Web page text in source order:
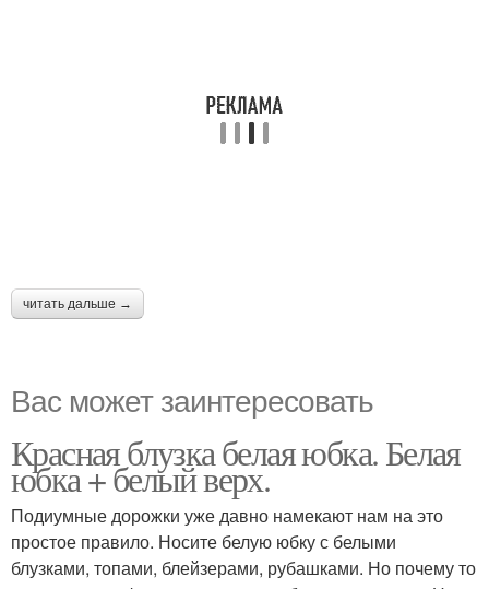
читать дальше →
Вас может заинтересовать
Красная блузка белая юбка. Белая
юбка + белый верх.
Подиумные дорожки уже давно намекают нам на это
простое правило. Носите белую юбку с белыми
блузками, топами, блейзерами, рубашками. Но почему то